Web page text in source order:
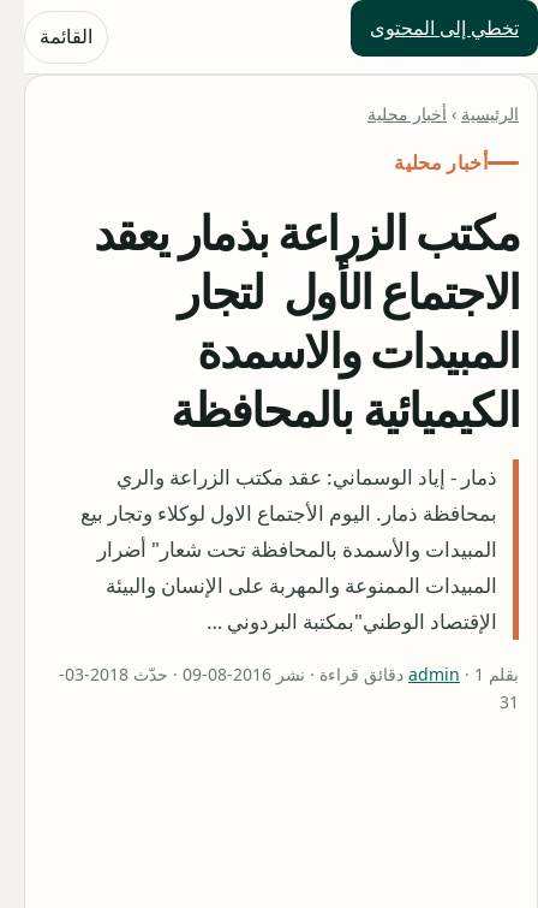
تخطي إلى المحتوى
حلول العالم القائمة
الرئيسية › أخبار محلية
أخبار محلية
مكتب الزراعة بذمار يعقد
الاجتماع الأول لتجار
المبيدات والاسمدة
الكيميائية بالمحافظة
ذمار - إياد الوسماني: عقد مكتب الزراعة والري
بمحافظة ذمار. اليوم الأجتماع الاول لوكلاء وتجار بيع
المبيدات والأسمدة بالمحافظة تحت شعار" أضرار
المبيدات الممنوعة والمهربة على الإنسان والبيئة
الإقتصاد الوطني"بمكتبة البردوني …
بقلم admin
· 1 دقائق قراءة · نشر 2016-08-09 · حدّث 2018-03-
31